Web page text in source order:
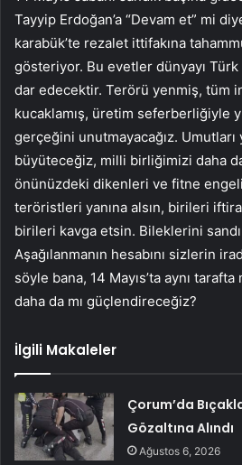
Tayyip Erdoğan’a “Devam et” mi
karabük’te rezalet ittifakına
gösteriyor. Bu evetler dünyayı Türk
dar edecektir. Terörü yenmiş, tüm
kucaklamış, üretim seferberliğiyle
gerçeğini unutmayacağız. Umutları
büyüteceğiz, milli birliğimizi daha
önünüzdeki dikenleri ve fitne
teröristleri yanına alsın, birileri
birileri kavga etsin. Bileklerini
Aşağılanmanın hesabını sizlerin
söyle bana, 14 Mayıs’ta aynı tarafta
daha da mı güçlendireceğiz?
İlgili Makaleler
Çorum’da
Gözaltına Alındı
Ağustos 6, 2026